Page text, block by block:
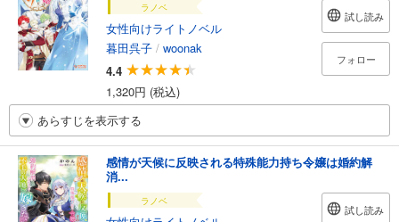
ラノベ
女性向けライトノベル
暮田呉子 / woonak
4.4
1,320円 (税込)
試し読み
フォロー
あらすじを表示する
感情が天候に反映される特殊能力持ち令嬢は婚約解
消...
ラノベ
試し読み